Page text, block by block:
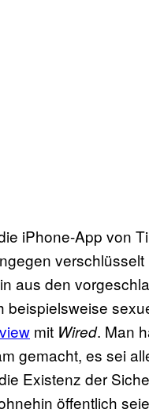
iPhone-App von
aus den
beispielsweise
mit Wired. Man
gemacht, es sei
Existenz der
öffentlich